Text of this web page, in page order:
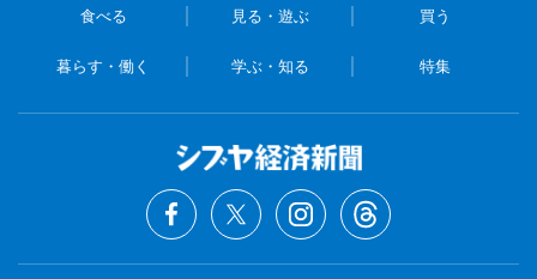
食べる 見る・遊ぶ 買う
暮らす・働く 学ぶ・知る 特集